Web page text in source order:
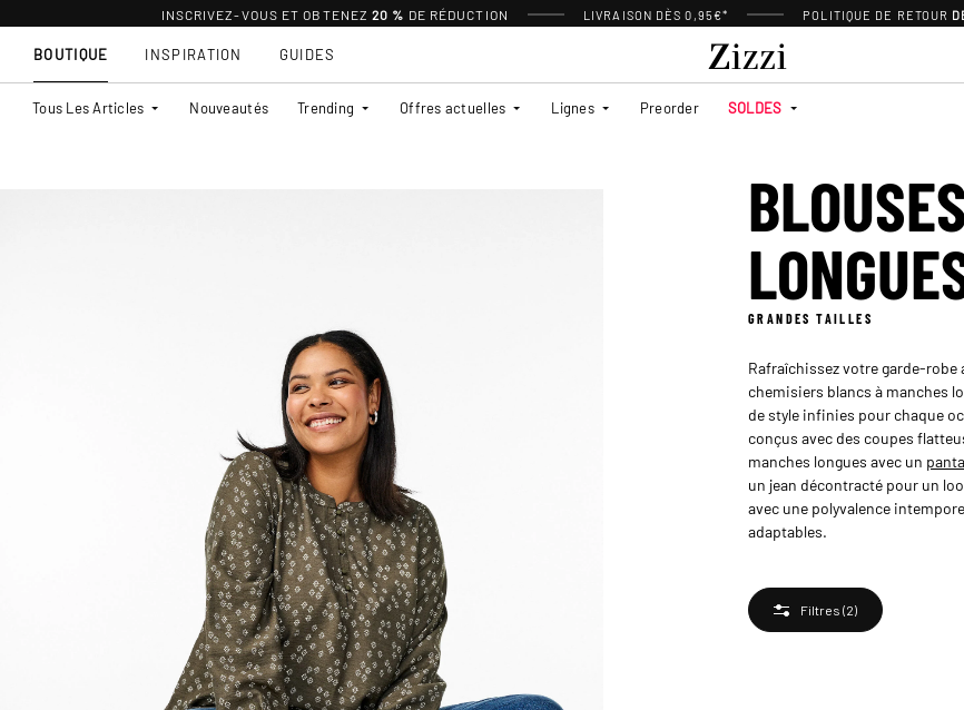
INSCRIVEZ-VOUS ET OBTENEZ 20 % DE RÉDUCTION LIVRAISON DÈS 0,95€* POLITIQUE DE RETOUR
BOUTIQUE
Tous Les Articles Nouveautés Trending Offres actuelles Lignes Preorder SOLDES
INSPIRATION GUIDES
GRANDES TAILLES
Rafraîchissez votre garde-robe
chemisiers blancs à manches
de style infinies pour chaque
conçus avec des coupes
manches longues avec un
un jean décontracté pour un
avec une polyvalence
adaptables.
Filtres (2)